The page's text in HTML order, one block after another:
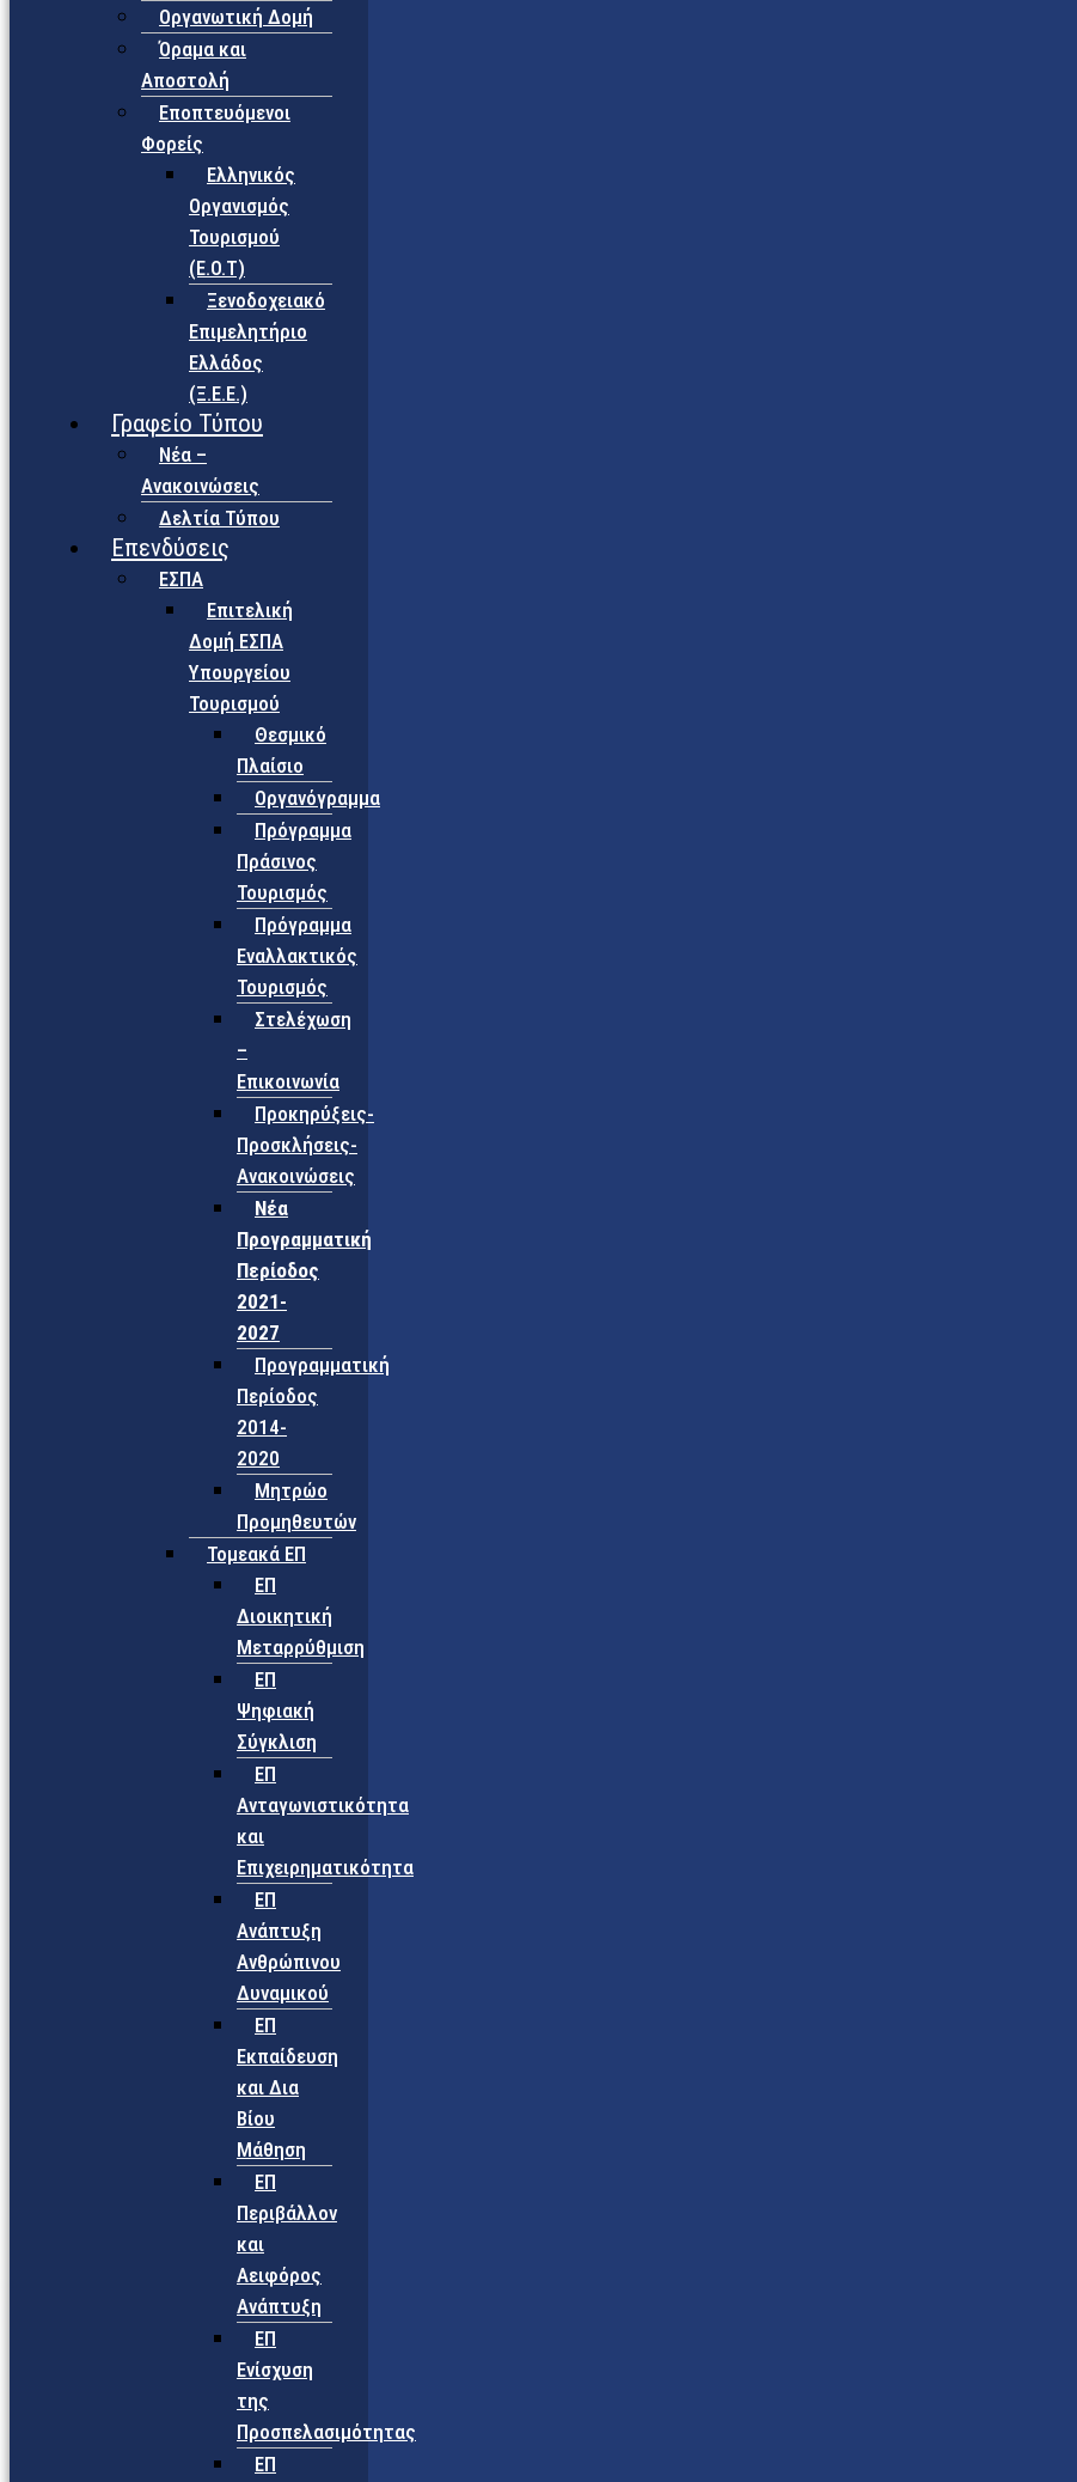
Οργανωτική Δομή
Όραμα και
Αποστολή
Εποπτευόμενοι
Φορείς
Eλληνικός
Οργανισμός
Τουρισμού
(Ε.Ο.Τ)
Ξενοδοχειακό
Επιμελητήριο
Ελλάδος
(Ξ.Ε.Ε.)
Γραφείο Τύπου
Νέα –
Ανακοινώσεις
Δελτία Τύπου
Επενδύσεις
ΕΣΠΑ
Επιτελική
Δομή ΕΣΠΑ
Υπουργείου
Τουρισμού
Θεσμικό
Πλαίσιο
Οργανόγραμμα
Πρόγραμμα
Πράσινος
Τουρισμός
Πρόγραμμα
Εναλλακτικός
Τουρισμός
Στελέχωση
–
Επικοινωνία
Προκηρύξεις-
Προσκλήσεις-
Ανακοινώσεις
Νέα
Προγραμματική
Περίοδος
2021-
2027
Προγραμματική
Περίοδος
2014-
2020
Μητρώο
Προμηθευτών
Τομεακά ΕΠ
ΕΠ
Διοικητική
Μεταρρύθμιση
ΕΠ
Ψηφιακή
Σύγκλιση
ΕΠ
Ανταγωνιστικότητα
και
Επιχειρηματικότητα
ΕΠ
Ανάπτυξη
Ανθρώπινου
Δυναμικού
ΕΠ
Εκπαίδευση
και Δια
Βίου
Μάθηση
ΕΠ
Περιβάλλον
και
Αειφόρος
Ανάπτυξη
ΕΠ
Ενίσχυση
της
Προσπελασιμότητας
ΕΠ